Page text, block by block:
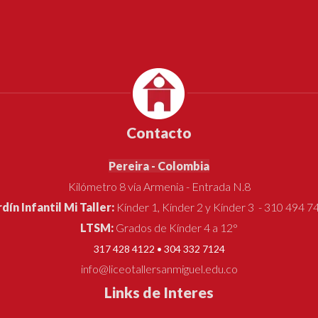
Contacto
Pereira - Colombia
Kilómetro 8 vía Armenia - Entrada N.8
Infantil Mi Taller: Kínder 1, Kínder 2 y Kínder 3 - 310 494
LTSM: Grados de Kínder 4 a 12°
317 428 4122 • 304 332 7124
info@liceotallersanmiguel.edu.co
Links de Interes